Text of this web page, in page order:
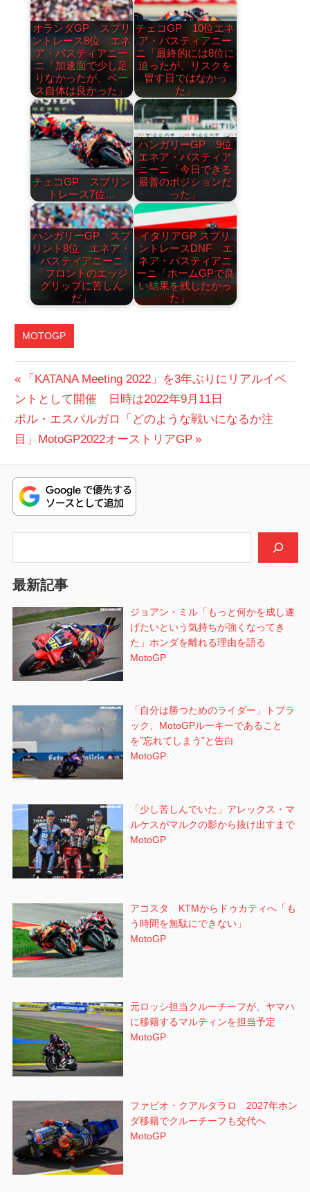
オランダGP スプリ
ントレース8位 エネ
ア・バスティアニー
ニ「加速面で少し足
りなかったが、ペー
ス自体は良かった」
チェコGP 10位エネ
ア・バスティアニー
ニ「最終的には8位に
迫ったが、リスクを
冒す日ではなかっ
た」
チェコGP スプリン
トレース7位…
ハンガリーGP 9位
エネア・バスティア
ニーニ「今日できる
最善のポジションだ
った」
ハンガリーGP スプ
リント8位 エネア・
バスティアニーニ
「フロントのエッジ
グリップに苦しん
だ」
イタリアGP スプリ
ントレースDNF エ
ネア・バスティアニ
ーニ「ホームGPで良
い結果を残したかっ
た」
MOTOGP
投
稿
ナ
ビ
ゲ
ー
ン
前
の
投
稿:
「KATANA Meeting 2022」を3年ぶりにリアルイベ
ントとして開催 日時は2022年9月11日
次
の
稿:
ポル・エスパルガロ「どのような戦いになるか注
目」MotoGP2022オーストリアGP
最新記事
ジョアン・ミル「もっと何かを成し遂
げたいという気持ちが強くなってき
た」ホンダを離れる理由を語る
MotoGP
「自分は勝つためのライダー」トプラ
ック、MotoGPルーキーであること
を”忘れてしまう”と告白
MotoGP
「少し苦しんでいた」アレックス・マ
ルケスがマルクの影から抜け出すまで
MotoGP
アコスタ KTMからドゥカティへ「も
う時間を無駄にできない」
MotoGP
元ロッシ担当クルーチーフが、ヤマハ
に移籍するマルティンを担当予定
MotoGP
ファビオ・クアルタラロ 2027年ホン
ダ移籍でクルーチーフも交代へ
MotoGP